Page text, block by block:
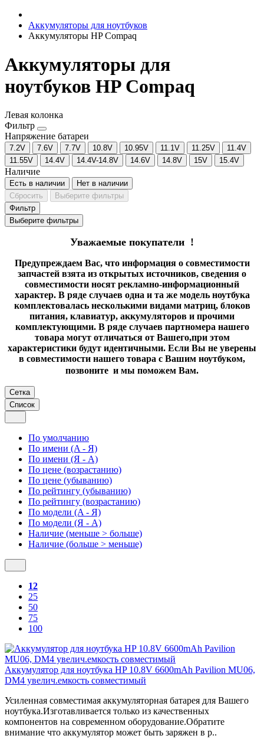
Аккумуляторы для ноутбуков
Аккумуляторы HP Compaq
Аккумуляторы для
ноутбуков HP Compaq
Левая колонка
Фильтр
Напряжение батареи
7.2V 7.6V 7.7V 10.8V 10.95V 11.1V 11.25V
11.4V
11.55V
14.4V 14.4V-14.8V 14.6V 14.8V 15V 15.4V
Наличие
Есть в наличии
Нет в наличии
Сбросить
Выберите фильтры
Фильтр
Выберите фильтры
Уважаемые покупатели !
Предупреждаем Вас, что информация о совместимости
запчастей взята из открытых источников, сведения о
совместимости носят рекламно-информационный
характер. В ряде случаев одна и та же модель ноутбука
комплектовалась несколькими видами матриц, блоков
питания, клавиатур, аккумуляторов и прочими
комплектующими. В ряде случаев партномера нашего
товара могут отличаться от Вашего,при этом
характеристики будут идентичными. Если Вы не уверены
в совместимости нашего товара с Вашим ноутбуком,
позвоните и мы поможем Вам.
Сетка
Список
По умолчанию
По имени (A - Я)
По имени (Я - A)
По цене (возрастанию)
По цене (убыванию)
По рейтингу (убыванию)
По рейтингу (возрастанию)
По модели (A - Я)
По модели (Я - A)
Наличие (меньше > больше)
Наличие (больше > меньше)
12
25
50
75
100
Аккумулятор для ноутбука HP 10.8V 6600mAh Pavilion MU06,
DM4 увелич.емкость совместимый
Усиленная совместимая аккумуляторная батарея для Вашего
ноутбука.Изготавливается только из качественных
компонентов на современном оборудование.Обратите
внимание что аккумулятор может быть заряжен в р..